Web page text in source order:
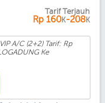
Tarif Terjauh
Rp 160K-208K
A/C (2+2) Tarif: Rp
Ke